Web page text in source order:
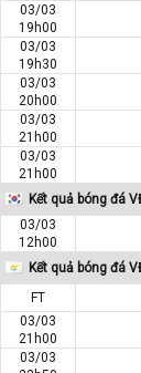
03/03
19h00
03/03
19h30
03/03
20h00
03/03
21h00
03/03
21h00
Kết quả bóng đá
03/03
12h00
Kết quả bóng đá
FT
03/03
21h00
03/03